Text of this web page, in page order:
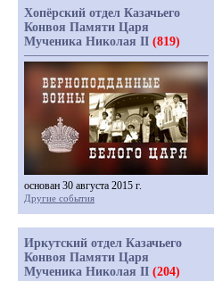
Хопёрский отдел Казачьего
Конвоя Памяти Царя
Мученика Николая II (819)
основан 30 августа 2015 г.
Другие события
Иркутский отдел Казачьего
Конвоя Памяти Царя
Мученика Николая II (204)